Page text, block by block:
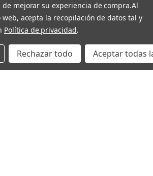
mejorar su experiencia de compra.Al
acepta la recopilación de datos tal y
Política de privacidad.
Rechazar todo Aceptar todas